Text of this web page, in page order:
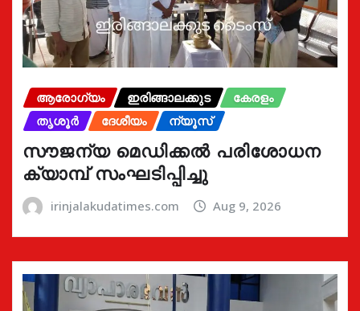
ആരോഗ്യം ഇരിങ്ങാലക്കുട
കേരളം
തൃശൂർ
ദേശീയം ന്യൂസ്
സൗജന്യ മെഡിക്കൽ പരിശോധന
ക്യാമ്പ് സംഘടിപ്പിച്ചു
irinjalakudatimes.com Aug 9, 2026